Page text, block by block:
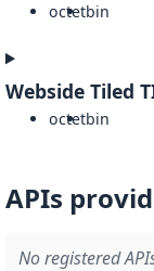
octetbin
Webside Tiled
octetbin
APIs
No registered